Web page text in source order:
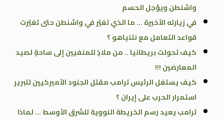
واشنطن ويؤجل الحسم
في زيارته الأخيرة … ما الذي تغيّر في واشنطن حتى تغيّرت
قواعد التعامل مع نتنياهو ؟
كيف تحولت بريطانيا .. من ملاذٍ للمنفيين إلى ساحةٍ لصيد
المعارضين !!!
كيف يستغل الرئيس ترامب مقتل الجنود الأميركيين لتبرير
استمرار الحرب على إيران ؟
ترامب يعيد رسم الخريطة النووية للشرق الأوسط … لماذا